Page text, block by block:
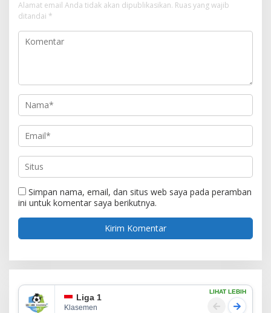
Alamat email Anda tidak akan dipublikasikan. Ruas yang wajib
ditandai *
Simpan nama, email, dan situs web saya pada peramban
ini untuk komentar saya berikutnya.
Liga 1
Klasemen
LIHAT LEBIH